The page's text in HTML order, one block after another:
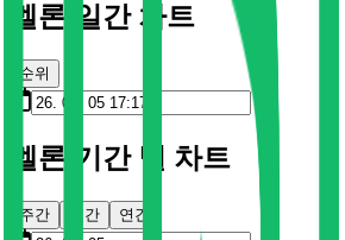
멜론 일간 차트
순위
멜론 기간 별 차트
주간 월간 연간